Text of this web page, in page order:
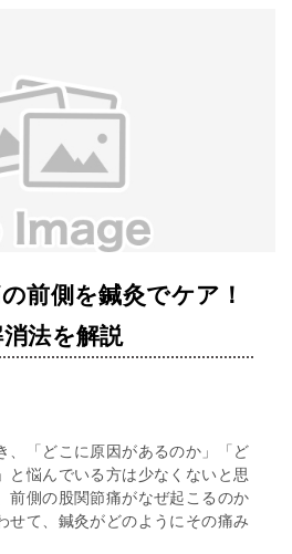
前側を鍼灸でケア！
法を解説
、「どこに原因があるのか」「ど
と悩んでいる方は少なくないと思
前側の股関節痛がなぜ起こるのか
せて、鍼灸がどのようにその痛み